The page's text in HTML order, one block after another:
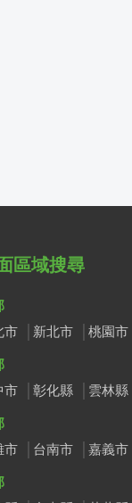
區域搜尋
市
新北市 桃園市
市
彰化縣 雲林縣
市
台南市 嘉義市